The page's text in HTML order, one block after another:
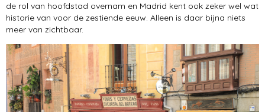
de rol van hoofdstad overnam en Madrid kent ook zeker wel wat
historie van voor de zestiende eeuw. Alleen is daar bijna niets
meer van zichtbaar.